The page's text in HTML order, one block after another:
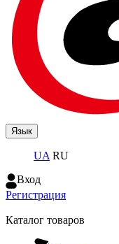
Язык
UA RU
Вход
Регистрация
Каталог товаров